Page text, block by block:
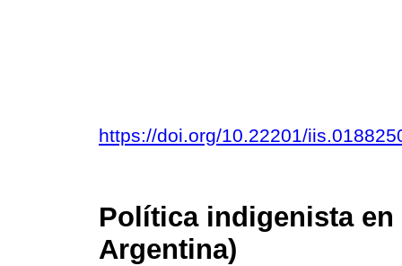
https://doi.org/10.22201/
Política indigenista
Argentina)